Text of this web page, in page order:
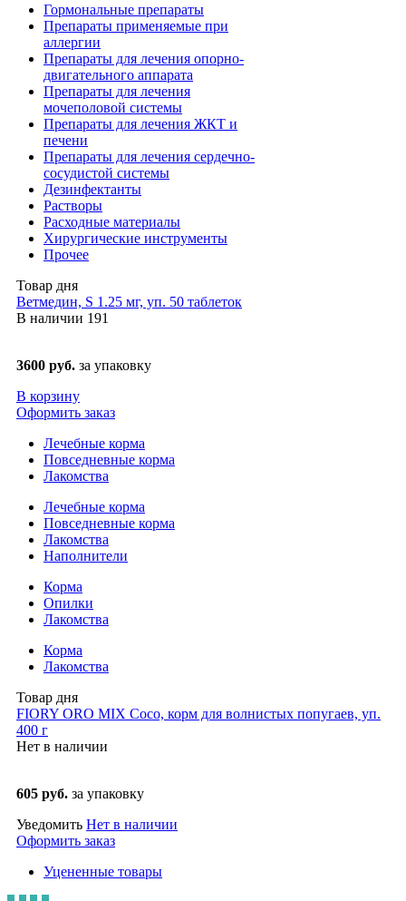
Гормональные препараты
Препараты применяемые при
аллергии
Препараты для лечения опорно-
двигательного аппарата
Препараты для лечения
мочеполовой системы
Препараты для лечения ЖКТ и
печени
Препараты для лечения сердечно-
сосудистой системы
Дезинфектанты
Растворы
Расходные материалы
Хирургические инструменты
Прочее
Товар дня
Ветмедин, S 1.25 мг, уп. 50 таблеток
В наличии 191
3600 руб. за упаковку
В корзину
Оформить заказ
Лечебные корма
Повседневные корма
Лакомства
Лечебные корма
Повседневные корма
Лакомства
Наполнители
Корма
Опилки
Лакомства
Корма
Лакомства
Товар дня
FIORY ORO MIX Coco, корм для волнистых попугаев, уп.
400 г
Нет в наличии
605 руб. за упаковку
Уведомить Нет в наличии
Оформить заказ
Уцененные товары